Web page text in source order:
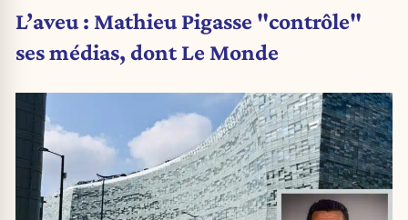
L’aveu : Mathieu Pigasse "contrôle"
ses médias, dont Le Monde